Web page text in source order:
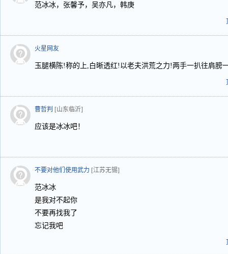
范冰冰，张馨予，吴亦凡，韩庚
火星网友
玉腿横陈!称的上,白晰透红!以老夫洪荒之力!两手一扒往肩
曹哲判 [山东临沂]
应该是冰冰吧！
不要对他们使用武力 [江苏无锡]
范冰冰
是我对不起你
不要再找我了
忘记我吧